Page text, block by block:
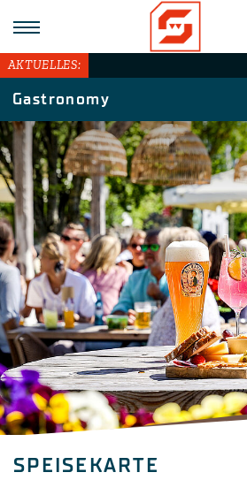
Gastronomy
SPEISEKARTE
AKTUELLES: